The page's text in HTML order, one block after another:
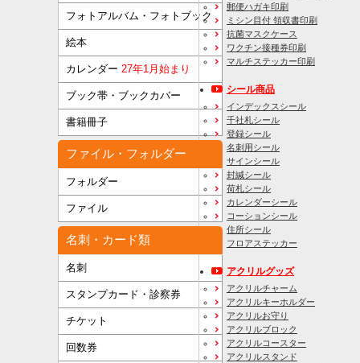
フォトアルバム・フォトブック
絵本
カレンダー 27年1月始まり
ブック帯・ブックカバー
書籍冊子
ファイル・フォルダー
フォルダー
ファイル
名刺・カード類
名刺
スタンプカード・診察券
チケット
回数券
郵便ハガキ印刷
ミシン目付 領収書印刷
抗菌マスクケース
ワクチン接種券印刷
マルチステッカー印刷
シール商品
インデックスシール
千社札シール
登録シール
名刺用シール
サインシール
封緘シール
荷札シール
カレンダーシール
コーションシール
住所シール
フロアステッカー
アクリルグッズ
アクリルチャーム
アクリルキーホルダー
アクリルお守り
アクリルブロック
アクリルコースター
アクリルスタンド